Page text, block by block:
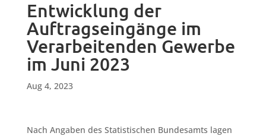
Entwicklung der
Auftragseingänge im
Verarbeitenden Gewerbe
im Juni 2023
Aug 4, 2023
Nach Angaben des Statistischen Bundesamts lagen